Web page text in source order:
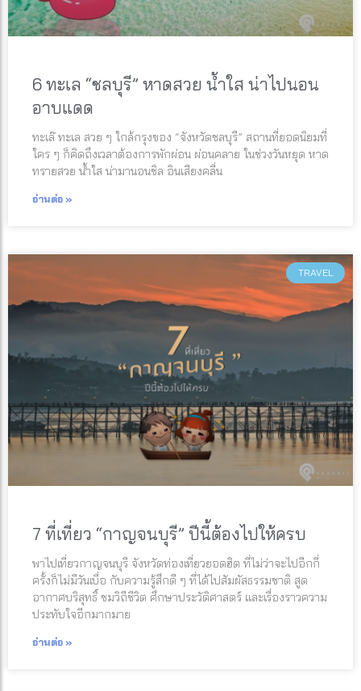
6 ทะเล “ชลบุรี” หาดสวย น้ำใส น่าไปนอน
อาบแดด
ทะเล๊ ทะเล สวย ๆ ใกล้กรุงของ “จังหวัดชลบุรี” สถานที่ยอดนิยมที่
ใคร ๆ ก็คิดถึงเวลาต้องการพักผ่อน ผ่อนคลาย ในช่วงวันหยุด หาด
ทรายสวย น้ำใส น่ามานอนชิล อินเสียงคลื่น
อ่านต่อ »
TRAVEL
7 ที่เที่ยว “กาญจนบุรี” ปีนี้ต้องไปให้ครบ
พาไปเที่ยวกาญจนบุรี จังหวัดท่องเที่ยวยอดฮิต ที่ไม่ว่าจะไปอีกกี่
ครั้งก็ไม่มีวันเบื่อ กับความรู้สึกดี ๆ ที่ได้ไปสัมผัสธรรมชาติ สูด
อากาศบริสุทธิ์ ชมวิถีชีวิต ศึกษาประวัติศาสตร์ และเรื่องราวความ
ประทับใจอีกมากมาย
อ่านต่อ »